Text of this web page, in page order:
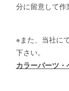
分に留意して作
※また、当社に
下さい。
カラーパーツ